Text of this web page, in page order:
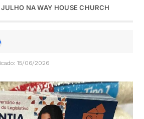
NA WAY HOUSE CHURCH
15/06/2026